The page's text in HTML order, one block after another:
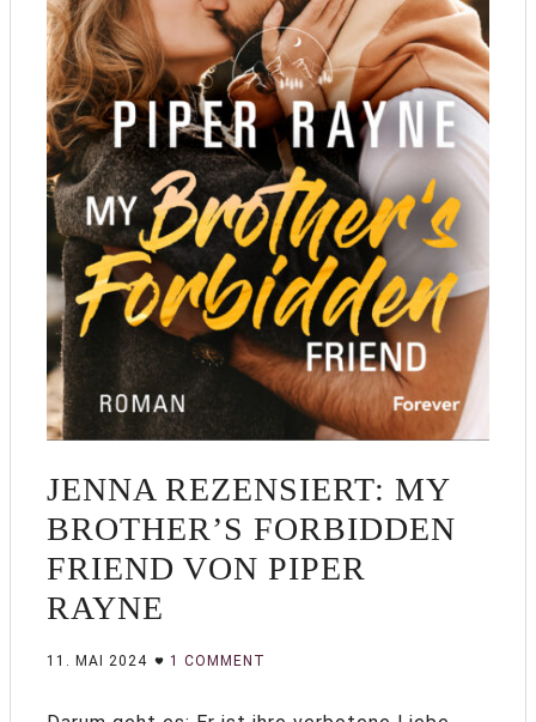
JENNA REZENSIERT: MY
BROTHER’S FORBIDDEN
FRIEND VON PIPER
RAYNE
11. MAI 2024 1 COMMENT